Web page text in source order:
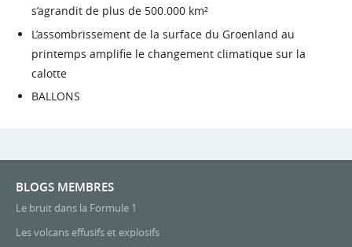
s’agrandit de plus de 500.000 km²
L’assombrissement de la surface du Groenland au
printemps amplifie le changement climatique sur la
calotte
BALLONS
BLOGS MEMBRES
Le bruit dans la Formule 1
Les volcans effusifs et explosifs